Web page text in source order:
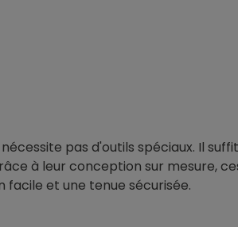
pas d'outils spéciaux. Il
à leur conception sur mesure,
facile et une tenue sécurisée.